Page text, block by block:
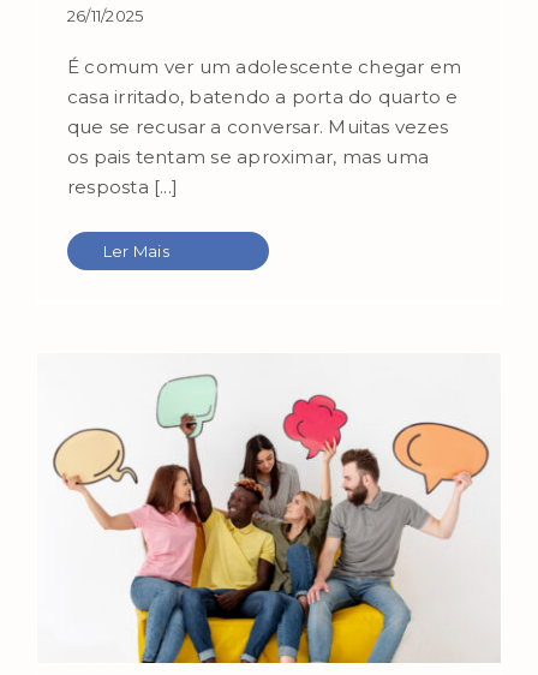
26/11/2025
É comum ver um adolescente chegar em
casa irritado, batendo a porta do quarto e
que se recusar a conversar. Muitas vezes
os pais tentam se aproximar, mas uma
resposta [...]
Ler Mais